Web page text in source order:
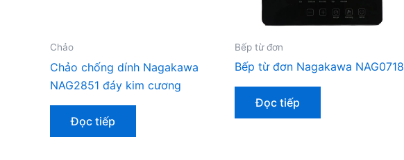
Chảo
Chảo chống dính Nagakawa
NAG2851 đáy kim cương
Đọc tiếp
Bếp từ đơn
Bếp từ đơn Nagakawa NAG0718
Đọc tiếp